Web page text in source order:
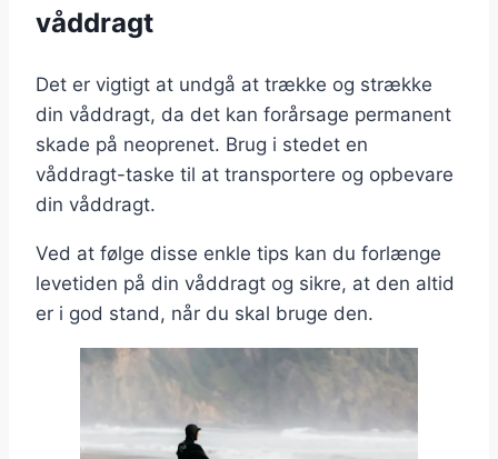
våddragt
Det er vigtigt at undgå at trække og strække
din våddragt, da det kan forårsage permanent
skade på neoprenet. Brug i stedet en
våddragt-taske til at transportere og opbevare
din våddragt.
Ved at følge disse enkle tips kan du forlænge
levetiden på din våddragt og sikre, at den altid
er i god stand, når du skal bruge den.